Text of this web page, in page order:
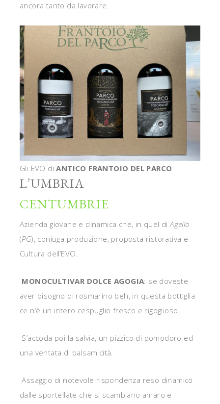
ancora tanto da lavorare.
Gli EVO diANTICO FRANTOIO DEL PARCO
L’UMBRIA
CENTUMBRIE
Azienda giovane e dinamica che, in quel diAgello
(PG), coniuga produzione, proposta ristorativa e
Cultura dell’EVO.
MONOCULTIVAR DOLCE AGOGIA: se doveste
aver bisogno di rosmarino beh, in questa bottiglia
ce n’è un intero cespuglio fresco e rigoglioso.
S’accoda poi la salvia, un pizzico di pomodoro ed
una ventata di balsamicità.
Assaggio di notevole rispondenza reso dinamico
dalle sportellate che si scambiano amaro e